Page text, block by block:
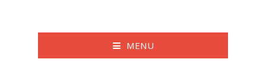
MENU